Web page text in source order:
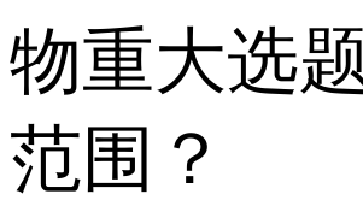
物重大选
范围？